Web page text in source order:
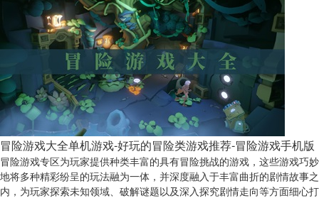
冒险游戏大全单机游戏-好玩的冒险类游戏推荐-冒险游戏手机版
冒险游戏专区为玩家提供种类丰富的具有冒险挑战的游戏，这些游戏巧妙
地将多种精彩纷呈的玩法融为一体，并深度融入于丰富曲折的剧情故事之
内，为玩家探索未知领域、破解谜题以及深入探究剧情走向等方面细心打